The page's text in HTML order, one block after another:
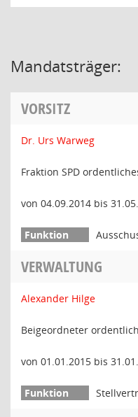
Mandatsträger:
VORSITZ
Dr. Urs Warweg
Fraktion SPD
von 04.09.2014 bis
VERWALTUNG
Alexander Hilge
Beigeordneter
von 01.01.2015 bis